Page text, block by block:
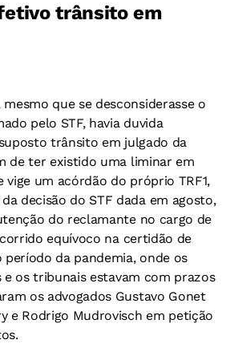
trânsito em
mesmo que se desconsiderasse o
pelo STF, havia duvida
trânsito em julgado da
de ter existido uma liminar em
vige um acórdão do próprio TRF1,
decisão do STF dada em agosto,
do reclamante no cargo de
equívoco na certidão de
da pandemia, onde os
e os tribunais estavam com prazos
os advogados Gustavo Gonet
e Rodrigo Mudrovisch em petição